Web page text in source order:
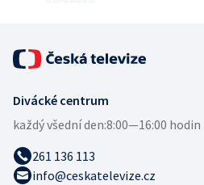
Divácké centrum
každý všední den:8:00—16:00 hodin
261 136 113
info@ceskatelevize.cz